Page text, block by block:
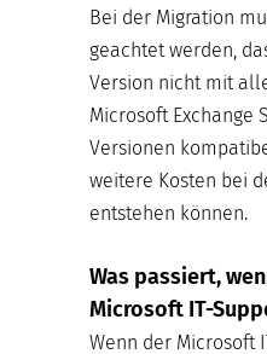
Bei der Migration
geachtet werden,
Version nicht mit
Microsoft Exchange
Versionen
weitere Kosten bei
entstehen können.
Was passiert,
Microsoft IT-
Wenn der Microsoft